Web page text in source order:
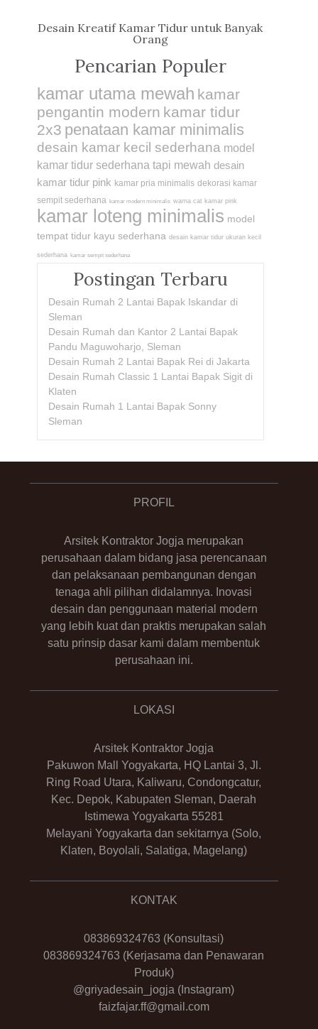
Desain Kreatif Kamar Tidur untuk Banyak
Orang
Pencarian Populer
kamar utama mewah kamar
pengantin modern kamar tidur
2x3 penataan kamar minimalis
desain kamar kecil sederhana model
kamar tidur sederhana tapi mewah desain
kamar tidur pink kamar pria minimalis dekorasi kamar
sempit sederhana
kamar modern minimalis warna cat kamar pink
kamar loteng minimalis model
tempat tidur kayu sederhana desain kamar tidur ukuran kecil
sederhana kamar sempit sederhana
Postingan Terbaru
Desain Rumah 2 Lantai Bapak Iskandar di
Sleman
Desain Rumah dan Kantor 2 Lantai Bapak
Pandu Maguwoharjo, Sleman
Desain Rumah 2 Lantai Bapak Rei di Jakarta
Desain Rumah Classic 1 Lantai Bapak Sigit di
Klaten
Desain Rumah 1 Lantai Bapak Sonny
Sleman
PROFIL
Arsitek Kontraktor Jogja merupakan
perusahaan dalam bidang jasa perencanaan
dan pelaksanaan pembangunan dengan
tenaga ahli pilihan didalamnya. Inovasi
desain dan penggunaan material modern
yang lebih kuat dan praktis merupakan salah
satu prinsip dasar kami dalam membentuk
perusahaan ini.
LOKASI
Arsitek Kontraktor Jogja
Pakuwon Mall Yogyakarta, HQ Lantai 3, Jl.
Ring Road Utara, Kaliwaru, Condongcatur,
Kec. Depok, Kabupaten Sleman, Daerah
Istimewa Yogyakarta 55281
Melayani Yogyakarta dan sekitarnya (Solo,
Klaten, Boyolali, Salatiga, Magelang)
KONTAK
083869324763 (Konsultasi)
083869324763 (Kerjasama dan Penawaran
Produk)
@griyadesain_jogja (Instagram)
faizfajar.ff@gmail.com